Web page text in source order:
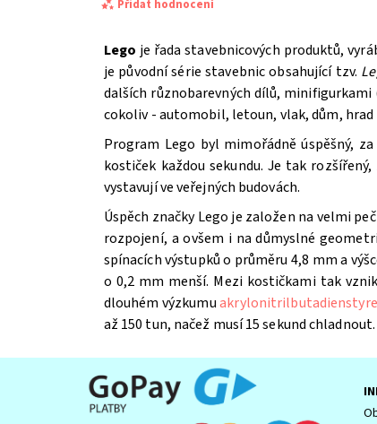
Přidat hodnocení
Souhlasím seZpracováním osobních údajů.
Lego je řada stavebnicových produktů,
je původní série stavebnic obsahující tzv.
dalších různobarevných dílů, minifigurkami
cokoliv - automobil, letoun, vlak, dům,
Program Lego byl mimořádně úspěšný,
kostiček každou sekundu. Je tak
vystavují ve veřejných budovách.
Úspěch značky Lego je založen na velmi
rozpojení, a ovšem i na důmyslné
spínacích výstupků o průměru 4,8 mm a
o 0,2 mm menší. Mezi kostičkami tak
dlouhém výzkumu
až 150 tun, načež musí 15 sekund